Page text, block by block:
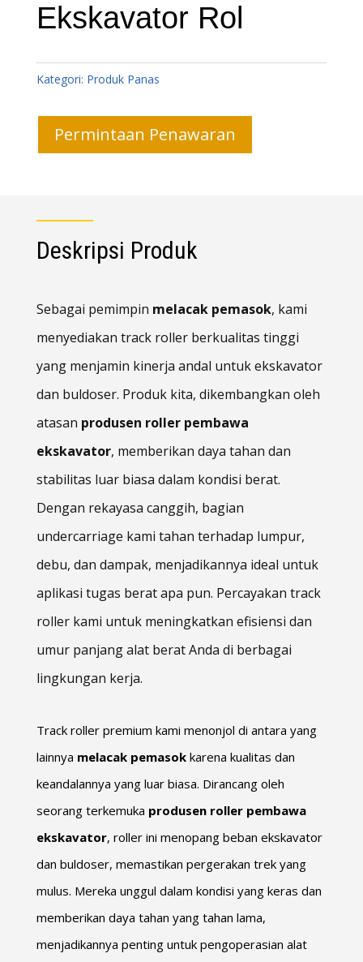
Ekskavator Rol
Kategori: Produk Panas
Permintaan Penawaran
Deskripsi Produk
Sebagai pemimpin melacak pemasok, kami
menyediakan track roller berkualitas tinggi
yang menjamin kinerja andal untuk ekskavator
dan buldoser. Produk kita, dikembangkan oleh
atasan produsen roller pembawa
ekskavator, memberikan daya tahan dan
stabilitas luar biasa dalam kondisi berat.
Dengan rekayasa canggih, bagian
undercarriage kami tahan terhadap lumpur,
debu, dan dampak, menjadikannya ideal untuk
aplikasi tugas berat apa pun. Percayakan track
roller kami untuk meningkatkan efisiensi dan
umur panjang alat berat Anda di berbagai
lingkungan kerja.
Track roller premium kami menonjol di antara yang
lainnya melacak pemasokkarena kualitas dan
keandalannya yang luar biasa. Dirancang oleh
seorang terkemuka produsen roller pembawa
ekskavator, roller ini menopang beban ekskavator
dan buldoser, memastikan pergerakan trek yang
mulus. Mereka unggul dalam kondisi yang keras dan
memberikan daya tahan yang tahan lama,
menjadikannya penting untuk pengoperasian alat